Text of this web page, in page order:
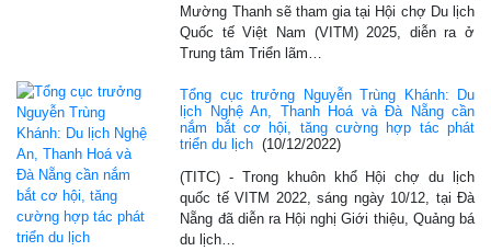
Mường Thanh sẽ tham gia tại Hội chợ Du lịch
Quốc tế Việt Nam (VITM) 2025, diễn ra ở
Trung tâm Triển lãm…
Tổng cục trưởng Nguyễn Trùng Khánh: Du
lịch Nghệ An, Thanh Hoá và Đà Nẵng cần
nắm bắt cơ hội, tăng cường hợp tác phát
triển du lịch (10/12/2022)
(TITC) - Trong khuôn khổ Hội chợ du lịch
quốc tế VITM 2022, sáng ngày 10/12, tại Đà
Nẵng đã diễn ra Hội nghị Giới thiệu, Quảng bá
du lịch…